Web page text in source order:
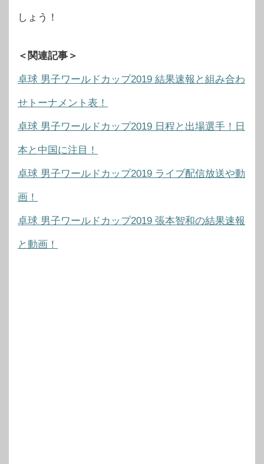
しょう！
＜関連記事＞
卓球 男子ワールドカップ2019 結果速報と組み合わ
せトーナメント表！
卓球 男子ワールドカップ2019 日程と出場選手！日
本と中国に注目！
卓球 男子ワールドカップ2019 ライブ配信放送や動
画！
卓球 男子ワールドカップ2019 張本智和の結果速報
と動画！